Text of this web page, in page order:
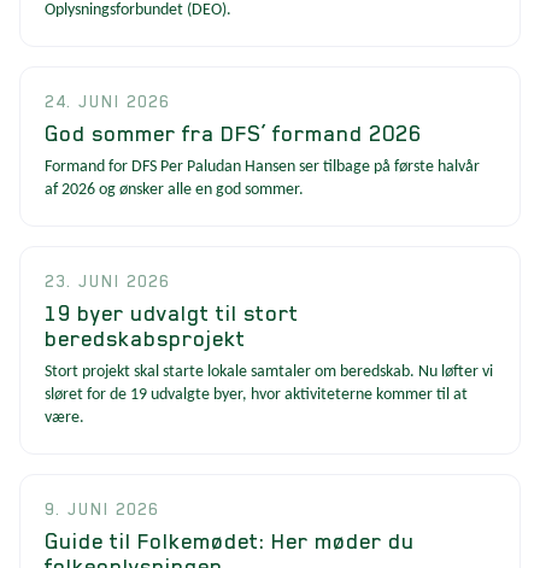
Oplysningsforbundet (DEO).
24. JUNI 2026
God sommer fra DFS’ formand 2026
Formand for DFS Per Paludan Hansen ser tilbage på første halvår
af 2026 og ønsker alle en god sommer.
23. JUNI 2026
19 byer udvalgt til stort
beredskabsprojekt
Stort projekt skal starte lokale samtaler om beredskab. Nu løfter vi
sløret for de 19 udvalgte byer, hvor aktiviteterne kommer til at
være.
9. JUNI 2026
Guide til Folkemødet: Her møder du